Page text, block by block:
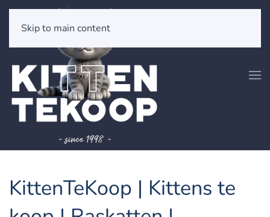
Skip to main content
KittenTeKoop | Kittens te